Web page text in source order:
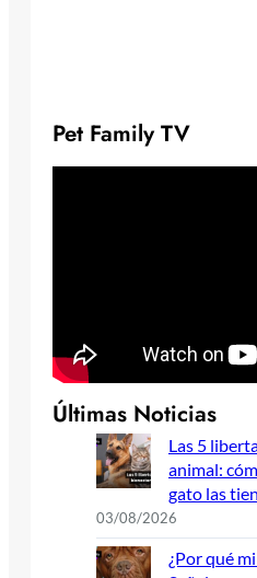
Pet Family TV
Últimas Noticias
Las 5
animal:
gato las
03/08/2026
¿Por qué